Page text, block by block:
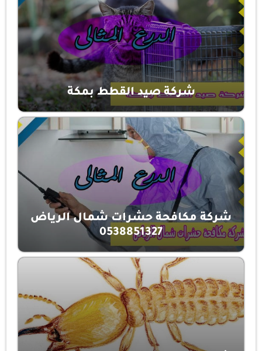
شركة صيد القطط بمكة
شركة مكافحة حشرات شمال الرياض
0538851327